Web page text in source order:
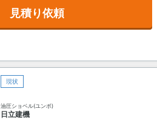
見積り依頼
現状
油圧ショベル(ユンボ)
日立建機